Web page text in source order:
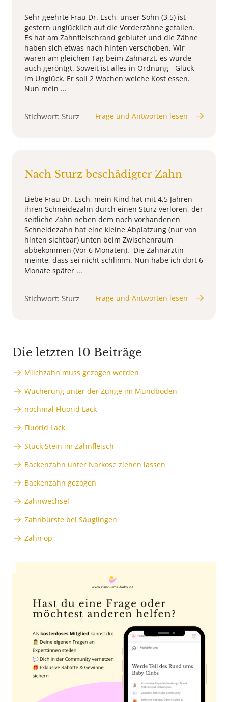
Sehr geehrte Frau Dr. Esch, unser Sohn (3,5) ist
gestern unglücklich auf die Vorderzähne gefallen.
Es hat am Zahnfleischrand geblutet und die Zähne
haben sich etwas nach hinten verschoben. Wir
waren am gleichen Tag beim Zahnarzt, es wurde
auch geröntgt. Soweit ist alles in Ordnung - Glück
im Unglück. Er soll 2 Wochen weiche Kost essen.
Nun mein ...
Stichwort: Sturz Frage und Antworten lesen
Nach Sturz beschädigter Zahn
Liebe Frau Dr. Esch, mein Kind hat mit 4,5 Jahren
ihren Schneidezahn durch einen Sturz verloren, der
seitliche Zahn neben dem noch vorhandenen
Schneidezahn hat eine kleine Abplatzung (nur von
hinten sichtbar) unten beim Zwischenraum
abbekommen (Vor 6 Monaten). Die Zahnärztin
meinte, dass sei nicht schlimm. Nun habe ich dort 6
Monate später ...
Stichwort: Sturz Frage und Antworten lesen
Die letzten 10 Beiträge
Milchzahn muss gezogen werden
Wucherung unter der Zunge im Mundboden
nochmal Fluorid Lack
Fluorid Lack
Stück Stein im Zahnfleisch
Backenzahn unter Narkose ziehen lassen
Backenzahn gezogen
Zahnwechsel
Zahnbürste bei Säuglingen
Zahn op